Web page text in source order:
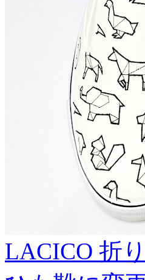
LACICO 折